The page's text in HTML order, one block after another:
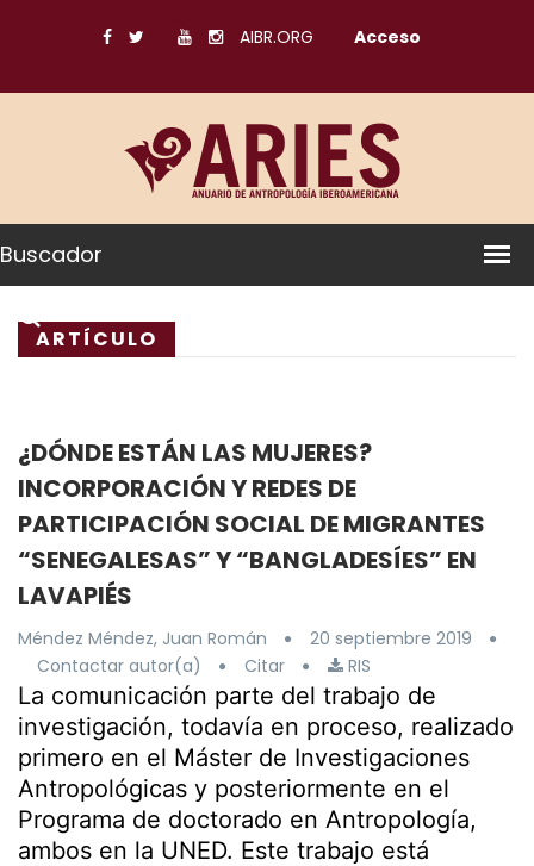
AIBR.ORG Acceso
Buscador
ARTÍCULO
¿DÓNDE ESTÁN LAS MUJERES?
INCORPORACIÓN Y REDES DE
PARTICIPACIÓN SOCIAL DE MIGRANTES
“SENEGALESAS” Y “BANGLADESÍES” EN
LAVAPIÉS
Méndez Méndez, Juan Román
20 septiembre 2019
Contactar autor(a)
Citar RIS
La comunicación parte del trabajo de
investigación, todavía en proceso, realizado
primero en el Máster de Investigaciones
Antropológicas y posteriormente en el
Programa de doctorado en Antropología,
ambos en la UNED. Este trabajo está